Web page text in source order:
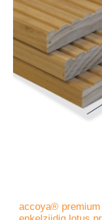
accoya®